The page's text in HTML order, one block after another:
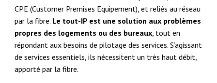
CPE (Customer Premises Equipement), et reliés au réseau
par la fibre. Le tout-IP est une solution aux problèmes
propres des logements ou des bureaux, tout en
répondant aux besoins de pilotage des services. S’agissant
de services essentiels, ils nécessitent un très haut débit,
apporté par la fibre.